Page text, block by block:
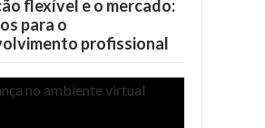
flexível e o mercado:
para o
profissional